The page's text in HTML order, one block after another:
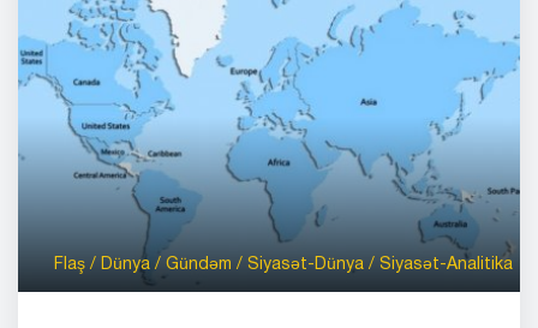
Flaş / Dünya / Gündəm / Siyasət-Dünya / Siyasət-Analitika